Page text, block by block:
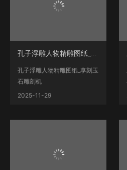
孔子浮雕人物精雕图纸_享刻玉
石雕刻机
__www.xiangkekj.com海量翡
2025-11-29